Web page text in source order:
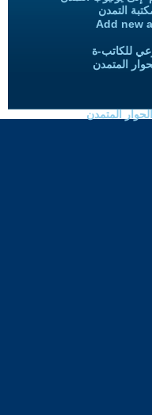
التمدن
Add new
للكاتب-ة
المتمدن
المتمدن